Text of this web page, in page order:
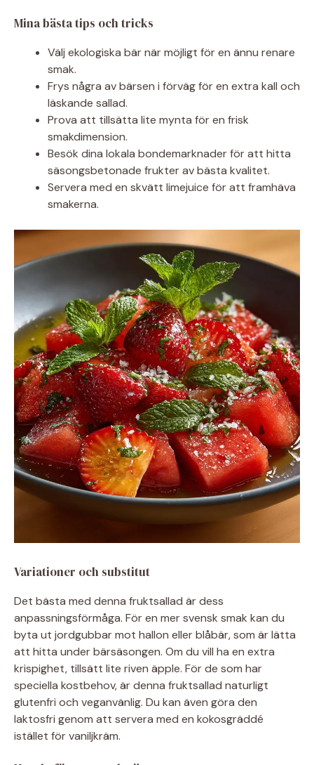
Mina bästa tips och tricks
Välj ekologiska bär när möjligt för en ännu renare
smak.
Frys några av bärsen i förväg för en extra kall och
läskande sallad.
Prova att tillsätta lite mynta för en frisk
smakdimension.
Besök dina lokala bondemarknader för att hitta
säsongsbetonade frukter av bästa kvalitet.
Servera med en skvätt limejuice för att framhäva
smakerna.
Variationer och substitut
Det bästa med denna fruktsallad är dess
anpassningsförmåga. För en mer svensk smak kan du
byta ut jordgubbar mot hallon eller blåbär, som är lätta
att hitta under bärsäsongen. Om du vill ha en extra
krispighet, tillsätt lite riven äpple. För de som har
speciella kostbehov, är denna fruktsallad naturligt
glutenfri och veganvänlig. Du kan även göra den
laktosfri genom att servera med en kokosgräddé
istället för vaniljkräm.